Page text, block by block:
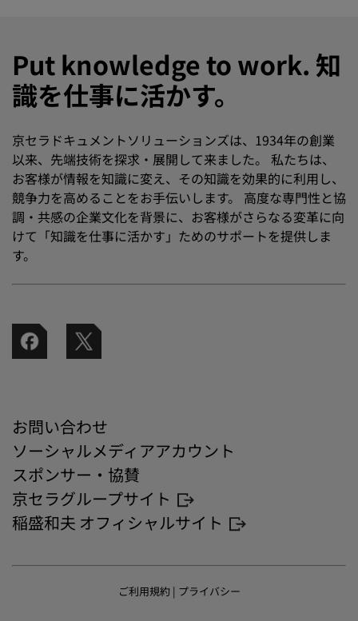
Put knowledge to work. 知
識を仕事に活かす。
京セラドキュメントソリューションズは、1934年の創業
以来、先端技術を探求・展開して来ました。 私たちは、
お客様が情報を知識に変え、その知識を効果的に利用し、
競争力を高めることをお手伝いします。 高度な専門性と協
調・共感の企業文化を背景に、お客様がさらなる変革に向
けて「知識を仕事に活かす」ためのサポートを提供しま
す。
お問い合わせ
ソーシャルメディアアカウント
スポンサー・協賛
京セラグループサイト
稲盛和夫 オフィシャルサイト
ご利用規約 | プライバシー